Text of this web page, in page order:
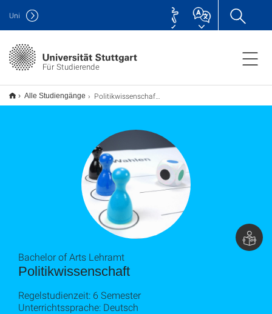
Für Studierende
Uni
Alle Studiengänge Politikwissenschaft B.A., Lehramt
Politikwissenschaft
Bachelor of Arts Lehramt
Regelstudienzeit: 6 Semester
Unterrichtssprache: Deutsch